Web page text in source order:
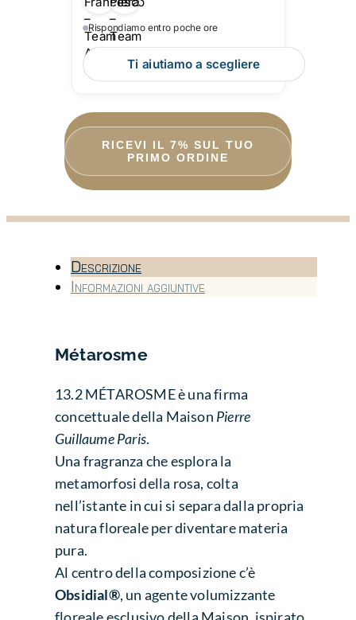
Rispondiamo entro poche ore
Ti aiutiamo a scegliere
RICEVI IL 7% SUL TUO
PRIMO ORDINE
Descrizione
Informazioni aggiuntive
Métarosme
13.2 MÉTAROSME è una firma
concettuale della Maison Pierre
Guillaume Paris.
Una fragranza che esplora la
metamorfosi della rosa, colta
nell’istante in cui si separa dalla propria
natura floreale per diventare materia
pura.
Al centro della composizione c’è
Obsidial®, un agente volumizzante